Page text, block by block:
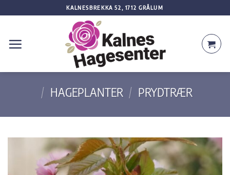
content
KALNESBREKKA 52, 1712 GRÅLUM
/ HAGEPLANTER / PRYDTRÆR